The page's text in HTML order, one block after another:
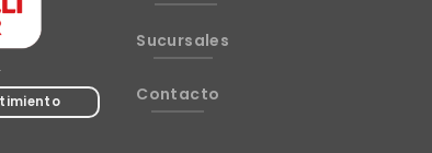
Sucursales
Contacto